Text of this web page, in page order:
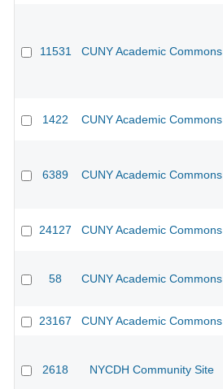
11531 CUNY Academic Commons
1422 CUNY Academic Commons
6389 CUNY Academic Commons
24127 CUNY Academic Commons
58 CUNY Academic Commons
23167 CUNY Academic Commons
2618 NYCDH Community Site